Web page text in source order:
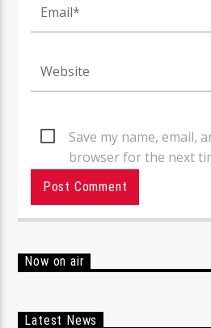
Save my name, email,
browser for the next
Now on air
Latest News